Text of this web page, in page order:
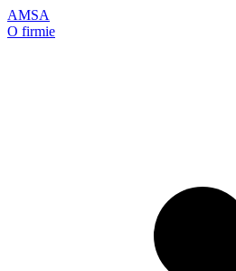
AMSA
O firmie